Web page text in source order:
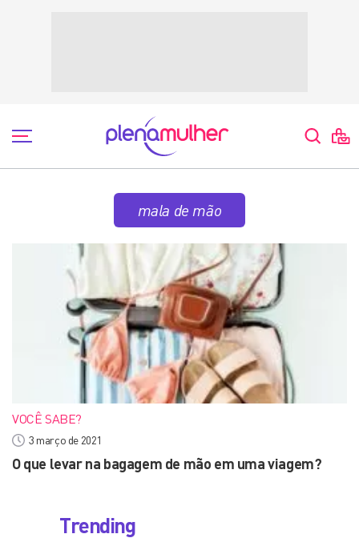
mala de mão
VOCÊ SABE?
3 março de 2021
O que levar na bagagem de mão em uma viagem?
Trending